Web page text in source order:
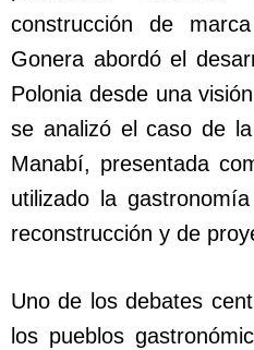
construcción de
Gonera abordó el
Polonia desde una
se analizó el caso de
Manabí, presentada
utilizado la
reconstrucción y de
Uno de los debates
los pueblos